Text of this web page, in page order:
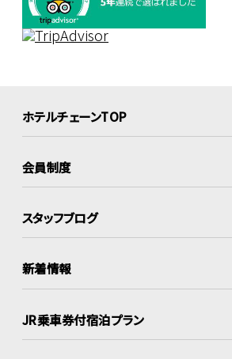
ホテルチェーンTOP
会員制度
スタッフブログ
新着情報
JR乗車券付宿泊プラン